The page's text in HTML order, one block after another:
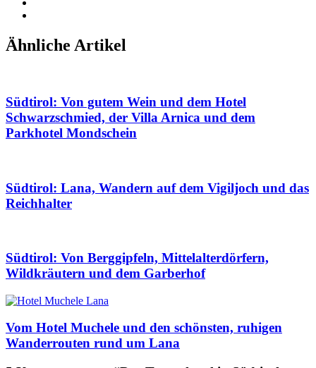
Ähnliche Artikel
Südtirol: Von gutem Wein und dem Hotel
Schwarzschmied, der Villa Arnica und dem
Parkhotel Mondschein
Südtirol: Lana, Wandern auf dem Vigiljoch und das
Reichhalter
Südtirol: Von Berggipfeln, Mittelalterdörfern,
Wildkräutern und dem Garberhof
Vom Hotel Muchele und den schönsten, ruhigen
Wanderrouten rund um Lana